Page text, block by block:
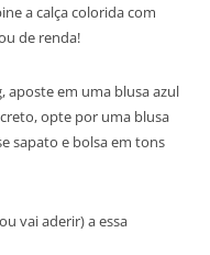
a calça colorida com
de renda!
aposte em uma blusa azul
opte por uma blusa
sapato e bolsa em tons
vai aderir) a essa